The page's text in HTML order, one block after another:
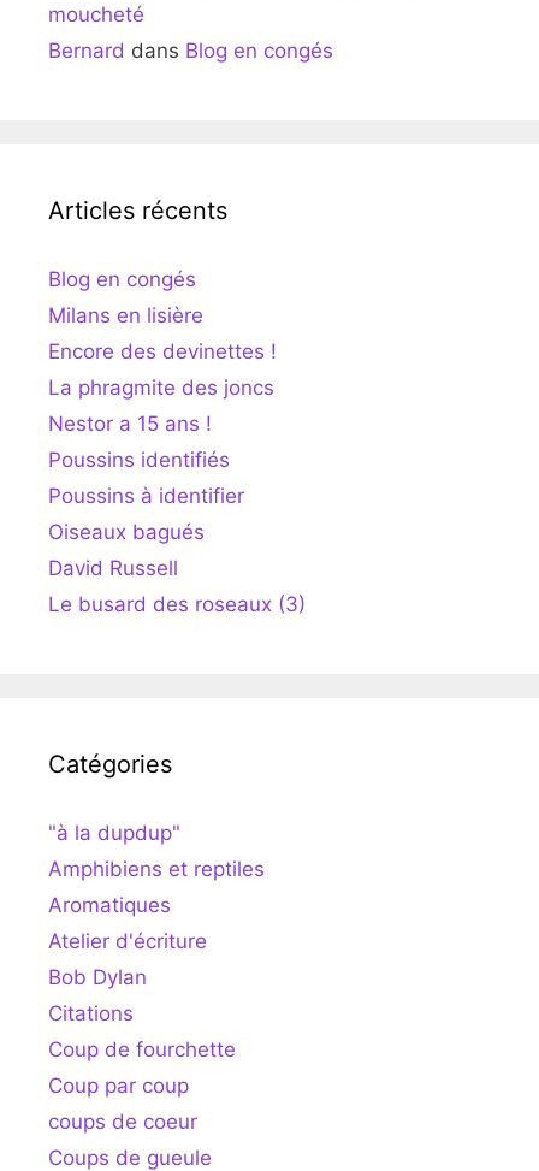
moucheté
Bernard dans Blog en congés
Articles récents
Blog en congés
Milans en lisière
Encore des devinettes !
La phragmite des joncs
Nestor a 15 ans !
Poussins identifiés
Poussins à identifier
Oiseaux bagués
David Russell
Le busard des roseaux (3)
Catégories
"à la dupdup"
Amphibiens et reptiles
Aromatiques
Atelier d'écriture
Bob Dylan
Citations
Coup de fourchette
Coup par coup
coups de coeur
Coups de gueule